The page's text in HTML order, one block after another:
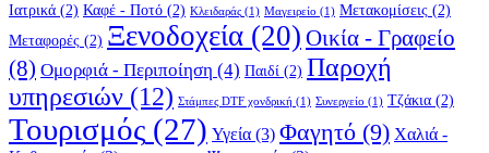
Ιατρικά (2) Καφέ - Ποτό (2) Κλειδαράς (1) Μαγειρείο (1) Μετακομίσεις (2)
Μεταφορές (2) Ξενοδοχεία (20) Οικία - Γραφείο
(8) Ομορφιά - Περιποίηση (4) Παιδί (2) Παροχή
υπηρεσιών (12) Στάμπες DTF χονδρική (1) Συνεργείο (1) Τζάκια (2)
Τουρισμός (27) Υγεία (3) Φαγητό (9) Χαλιά -